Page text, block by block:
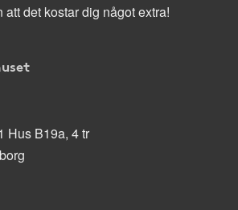
att det kostar dig något extra!
Hus B19a, 4 tr